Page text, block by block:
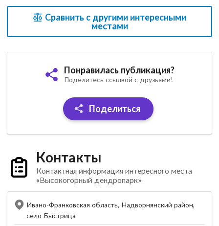
Сравнить с другими интересными
местами
Понравилась публикация?
Поделитесь ссылкой с друзьями!
Поделиться
Контакты
Контактная информация интересного места
«Высокогорный дендропарк»
Ивано-Франковская область, Надворнянский район,
село Быстрица